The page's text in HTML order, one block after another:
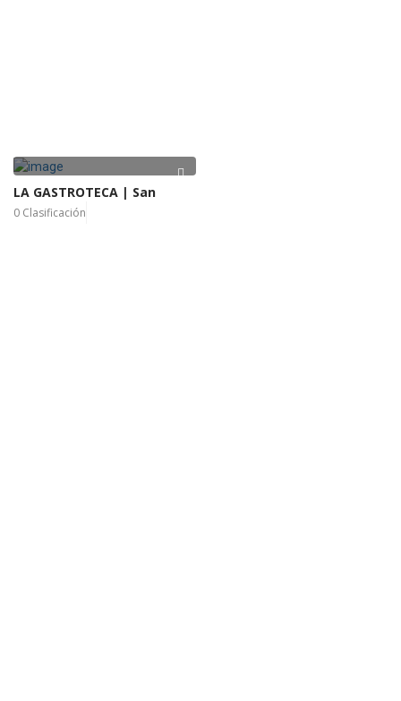
LA GASTROTECA | San
0 Clasificación